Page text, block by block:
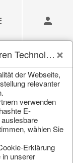
für
Weihnachten
Verwendung von Cookies und anderen Technologien
von
der Webseite,
relevanter
verwenden
E-
wählen Sie
Erklärung
in unserer